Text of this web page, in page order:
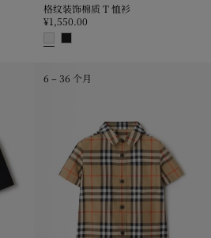
格纹装饰棉质 T 恤衫
¥1,550.00
6 – 36 个月